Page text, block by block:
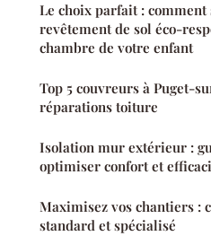
Le choix parfait :
revêtement de sol éco-
chambre de votre enfant
Top 5 couvreurs à Puget-
réparations toiture
Isolation mur extérieur :
optimiser confort et
Maximisez vos chantiers :
standard et spécialisé